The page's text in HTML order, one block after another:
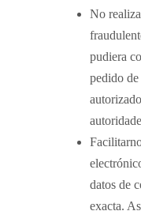
No
pudiera
pedido de
datos de
exacta.